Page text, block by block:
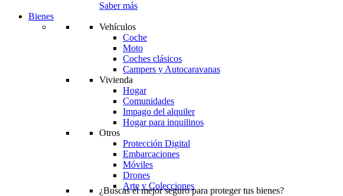
Saber más
Bienes
Vehículos
Coche
Moto
Coches clásicos
Campers y Autocaravanas
Vivienda
Hogar
Comunidades
Impago del alquiler
Hogar para inquilinos
Otros
Protección Digital
Embarcaciones
Móviles
Drones
Arte y Colecciones
¿Buscas el mejor seguro para proteger tus bienes?